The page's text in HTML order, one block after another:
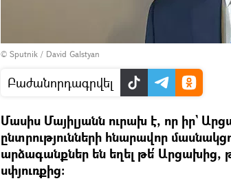
© Sputnik / David Galstyan
Բաժանորդագրվել
Մասիս Մայիլյանն ուրախ է, որ իր`
ընտրությունների հնարավոր
արձագանքներ են եղել թե՛ Արցախից,
սփյուռքից։